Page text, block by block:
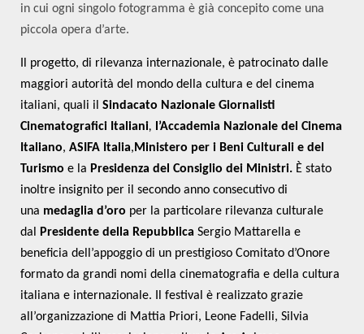
in cui ogni singolo fotogramma è già concepito come una
piccola opera d’arte.
Il progetto, di rilevanza internazionale, è patrocinato dalle
maggiori autorità del mondo della cultura e del cinema
italiani, quali il Sindacato Nazionale Giornalisti
Cinematografici Italiani,
l’Accademia Nazionale del Cinema
Italiano, ASIFA Italia, Ministero per i Beni Culturali e del
Turismo e la Presidenza del Consiglio dei Ministri. È stato
inoltre insignito per il secondo anno consecutivo di
una medaglia d’oro per la particolare rilevanza culturale
dal
Presidente della Repubblica Sergio Mattarella e
beneficia dell’appoggio di un prestigioso Comitato d’Onore
formato da grandi nomi della cinematografia e della cultura
italiana e internazionale. Il festival è realizzato grazie
all’organizzazione di Mattia Priori, Leone Fadelli, Silvia